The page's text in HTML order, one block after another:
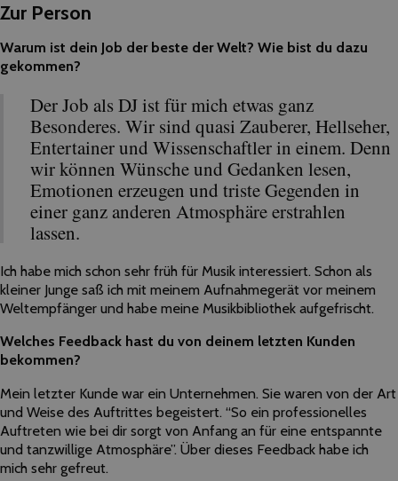
Zur Person
Warum ist dein Job der beste der Welt? Wie bist du dazu
gekommen?
Der Job als DJ ist für mich etwas ganz
Besonderes. Wir sind quasi Zauberer, Hellseher,
Entertainer und Wissenschaftler in einem. Denn
wir können Wünsche und Gedanken lesen,
Emotionen erzeugen und triste Gegenden in
einer ganz anderen Atmosphäre erstrahlen
lassen.
Ich habe mich schon sehr früh für Musik interessiert. Schon als
kleiner Junge saß ich mit meinem Aufnahmegerät vor meinem
Weltempfänger und habe meine Musikbibliothek aufgefrischt.
Welches Feedback hast du von deinem letzten Kunden
bekommen?
Mein letzter Kunde war ein Unternehmen. Sie waren von der Art
und Weise des Auftrittes begeistert. “So ein professionelles
Auftreten wie bei dir sorgt von Anfang an für eine entspannte
und tanzwillige Atmosphäre”. Über dieses Feedback habe ich
mich sehr gefreut.